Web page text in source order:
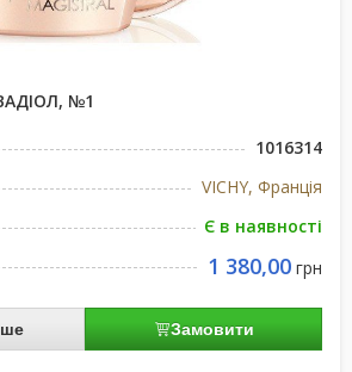
№1
1016314
VICHY, Франція
Є в наявності
1 380,00 грн
Замовити